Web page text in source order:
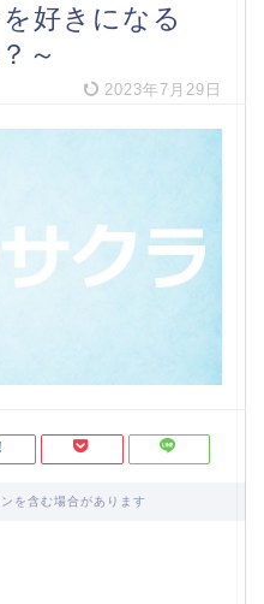
好きになる
～
2023年7月29日
を含む場合があります